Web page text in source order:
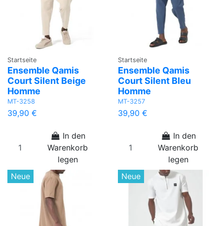
Startseite
Ensemble Qamis
Court Silent Beige
Homme
MT-3258
39,90 €
In den
Warenkorb
legen
Startseite
Ensemble Qamis
Court Silent Bleu
Homme
MT-3257
39,90 €
In den
Warenkorb
legen
Neue
Neue